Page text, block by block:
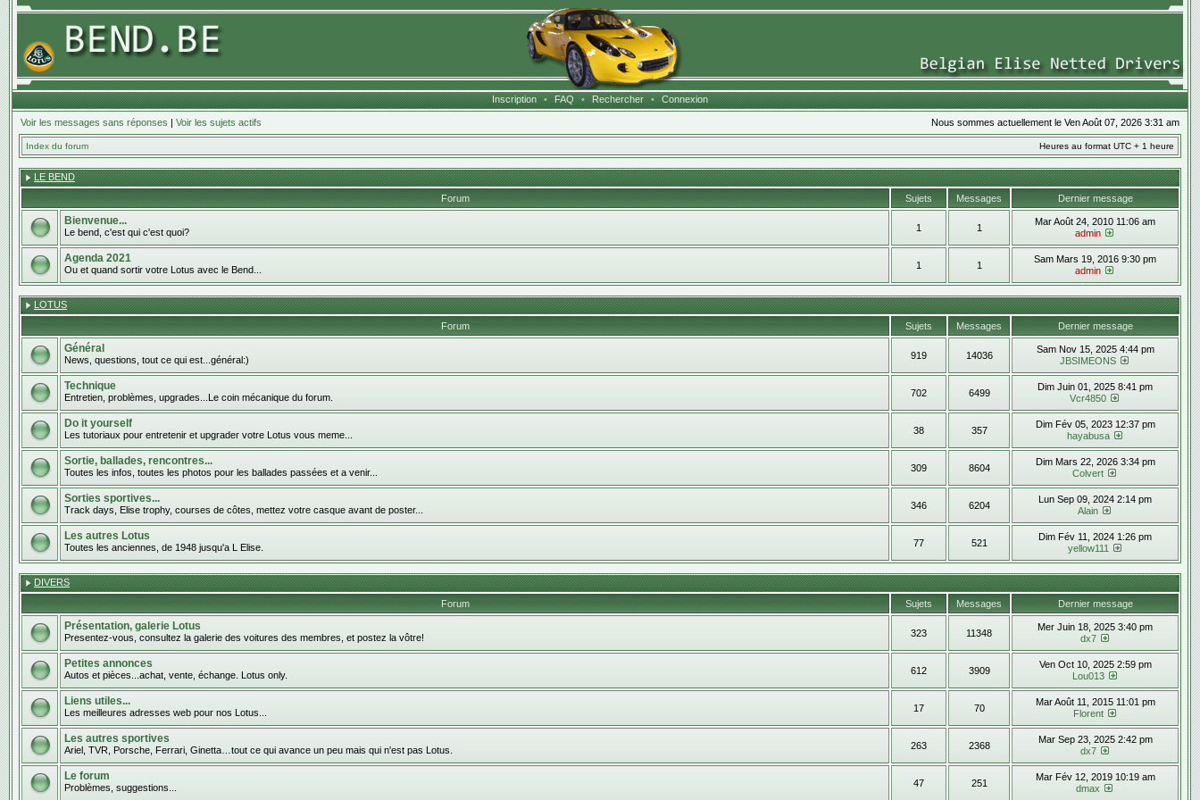
Inscription • FAQ • Rechercher • Connexion
Voir les messages sans réponses | Voir les sujets actifs Nous sommes actuellement le Ven Août 07, 2026 3:31 am
Index du forum Heures au format UTC + 1 heure
LE BEND
Forum
Sujets Messages Dernier message
Bienvenue...
Le bend, c'est qui c'est quoi? 1 1
Mar Août 24, 2010 11:06 am
admin
Agenda 2021
Ou et quand sortir votre Lotus avec le Bend... 1 1
Sam Mars 19, 2016 9:30 pm
admin
LOTUS
Forum
Sujets Messages Dernier message
Général
News, questions, tout ce qui est...général:) 919 14036
Sam Nov 15, 2025 4:44 pm
JBSIMEONS
Technique
Entretien, problèmes, upgrades...Le coin mécanique du forum. 702 6499
Dim Juin 01, 2025 8:41 pm
Vcr4850
Do it yourself
Les tutoriaux pour entretenir et upgrader votre Lotus vous meme... 38 357
Dim Fév 05, 2023 12:37 pm
hayabusa
Sortie, ballades, rencontres...
Toutes les infos, toutes les photos pour les ballades passées et a venir... 309 8604
Dim Mars 22, 2026 3:34 pm
Colvert
Sorties sportives...
Track days, Elise trophy, courses de côtes, mettez votre casque avant de poster... 346 6204
Lun Sep 09, 2024 2:14 pm
Alain
Les autres Lotus
Toutes les anciennes, de 1948 jusqu'a L Elise. 77 521
Dim Fév 11, 2024 1:26 pm
yellow111
DIVERS
Forum
Sujets Messages Dernier message
Présentation, galerie Lotus
Presentez-vous, consultez la galerie des voitures des membres, et postez la vôtre! 323 11348
Mer Juin 18, 2025 3:40 pm
dx7
Petites annonces
Autos et pièces...achat, vente, échange. Lotus only. 612 3909
Ven Oct 10, 2025 2:59 pm
Lou013
Liens utiles...
Les meilleures adresses web pour nos Lotus... 17 70
Mar Août 11, 2015 11:01 pm
Florent
Les autres sportives
Ariel, TVR, Porsche, Ferrari, Ginetta…tout ce qui avance un peu mais qui n'est pas Lotus. 263 2368
Mar Sep 23, 2025 2:42 pm
dx7
Le forum
Problèmes, suggestions... 47 251
Mar Fév 12, 2019 10:19 am
dmax